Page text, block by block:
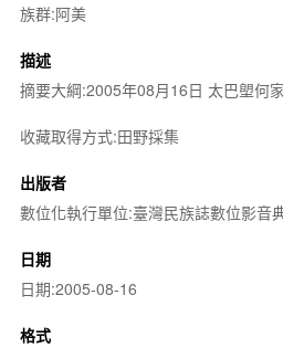
族群:阿美
描述
摘要大綱:2005年08月16日 太巴塱何
收藏取得方式:田野採集
出版者
數位化執行單位:臺灣民族誌數位影音
日期
日期:2005-08-16
格式